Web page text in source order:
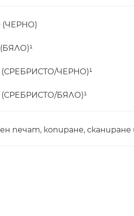
(ЧЕРНО)
(БЯЛО)¹
(СРЕБРИСТО/ЧЕРНО)¹
(СРЕБРИСТО/БЯЛО)¹
печат, копиране, сканиране